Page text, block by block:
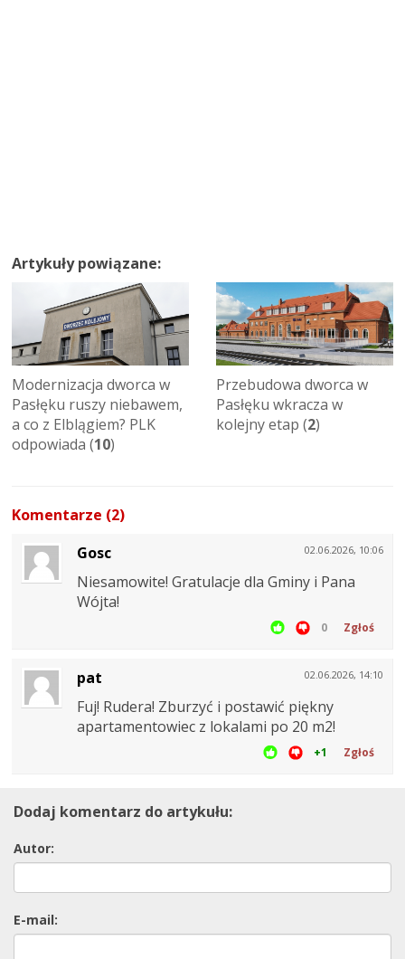
Artykuły powiązane:
Modernizacja dworca w
Pasłęku ruszy niebawem,
a co z Elblągiem? PLK
odpowiada (10)
Przebudowa dworca w
Pasłęku wkracza w
kolejny etap (2)
Komentarze (2)
02.06.2026, 10:06
Gosc
Niesamowite! Gratulacje dla Gminy i Pana
Wójta!
0 Zgłoś
02.06.2026, 14:10
pat
Fuj! Rudera! Zburzyć i postawić piękny
apartamentowiec z lokalami po 20 m2!
+1 Zgłoś
Dodaj komentarz do artykułu:
Autor:
E-mail: